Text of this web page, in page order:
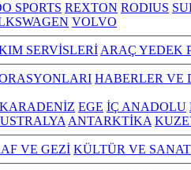
SPORTS REXTON RODIUS
VOLVO
SERVİSLERİ ARAÇ YEDEK
HABERLER VE
KARADENİZ EGE İÇ ANADOLU
ANTARKTİKA
VE GEZİ KÜLTÜR VE SANAT